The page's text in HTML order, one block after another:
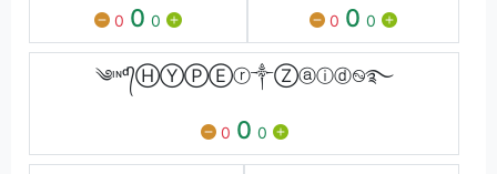
0 0 0 0 0 0
༄ᶦᶰᵈ᭄ⒽⓎⓅⒺⓡ༒Ⓩⓐⓘⓓ࿊࿐
0 0 0